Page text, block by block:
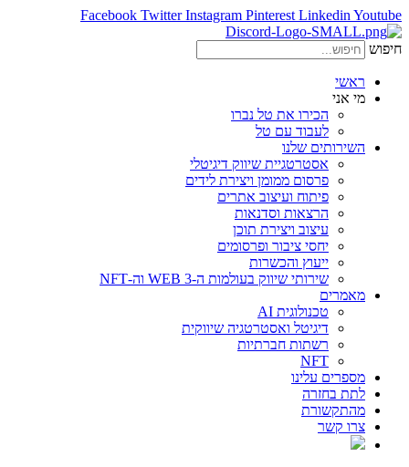
Facebook Twitter Instagram Pinterest Linkedin Youtube
חיפוש
ראשי
מי אני
הכירו את טל נברו
לעבוד עם טל
השירותים שלנו
אסטרטגיית שיווק דיגיטלי
פרסום ממומן ויצירת לידים
פיתוח ועיצוב אתרים
הרצאות וסדנאות
עיצוב ויצירת תוכן
יחסי ציבור ופרסומים
ייעוץ והכשרות
שירותי שיווק בעולמות ה-WEB 3 וה-NFT
מאמרים
טכנולוגית AI
דיגיטל ואסטרטגיה שיווקית
רשתות חברתיות
NFT
מספרים עלינו
לתת בחזרה
מהתקשורת
צרו קשר